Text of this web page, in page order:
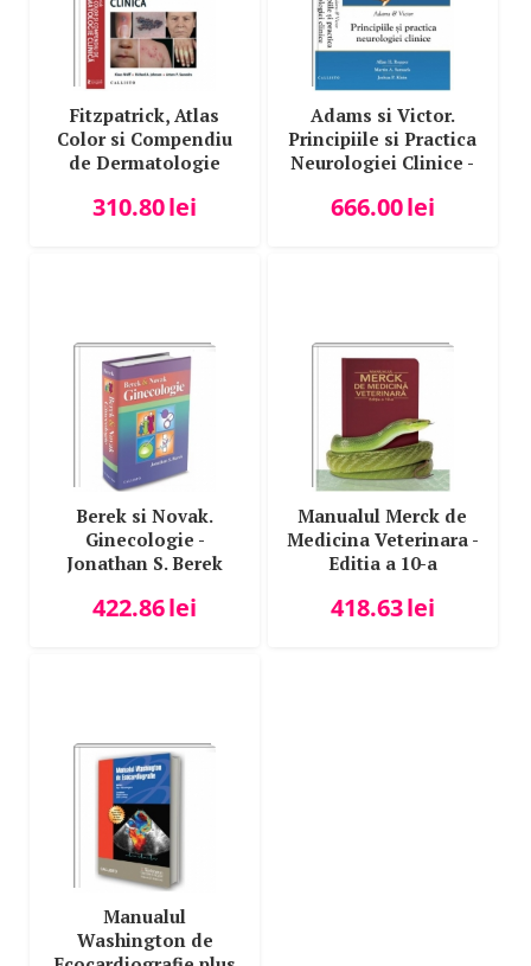
Fitzpatrick, Atlas
Color si Compendiu
de Dermatologie
310.80lei
Adams si Victor.
Principiile si Practica
Neurologiei Clinice -
666.00lei
Berek si Novak.
Ginecologie -
Jonathan S. Berek
422.86lei
Manualul Merck de
Medicina Veterinara -
Editia a 10-a
418.63lei
Manualul
Washington de